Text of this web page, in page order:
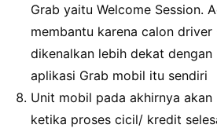
Grab yaitu Welcome Session.
membantu karena calon driver
dikenalkan lebih dekat dengan
aplikasi Grab mobil itu sendiri
Unit mobil pada akhirnya
ketika proses cicil/ kredit